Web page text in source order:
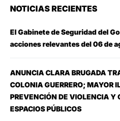
NOTICIAS RECIENTES
El Gabinete de Seguridad del
acciones relevantes del 06 de
ANUNCIA CLARA BRUGADA
COLONIA GUERRERO; MAYOR
PREVENCIÓN DE VIOLENCIA Y
ESPACIOS PÚBLICOS